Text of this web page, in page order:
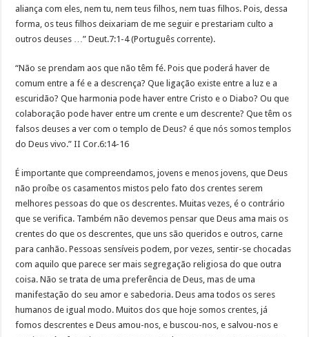
aliança com eles, nem tu, nem teus filhos, nem tuas filhos. Pois, dessa
forma, os teus filhos deixariam de me seguir e prestariam culto a
outros deuses …” Deut.7:1-4 (Português corrente).
“Não se prendam aos que não têm fé. Pois que poderá haver de
comum entre a fé e a descrença? Que ligação existe entre a luz e a
escuridão? Que harmonia pode haver entre Cristo e o Diabo? Ou que
colaboração pode haver entre um crente e um descrente? Que têm os
falsos deuses a ver com o templo de Deus? é que nós somos templos
do Deus vivo.” II Cor.6:14-16
É importante que compreendamos, jovens e menos jovens, que Deus
não proíbe os casamentos mistos pelo fato dos crentes serem
melhores pessoas do que os descrentes. Muitas vezes, é o contrário
que se verifica. Também não devemos pensar que Deus ama mais os
crentes do que os descrentes, que uns são queridos e outros, carne
para canhão. Pessoas sensíveis podem, por vezes, sentir-se chocadas
com aquilo que parece ser mais segregação religiosa do que outra
coisa. Não se trata de uma preferência de Deus, mas de uma
manifestação do seu amor e sabedoria. Deus ama todos os seres
humanos de igual modo. Muitos dos que hoje somos crentes, já
fomos descrentes e Deus amou-nos, e buscou-nos, e salvou-nos e